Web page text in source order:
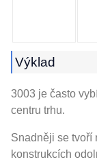
Výklad
3003 je často
centru trhu.
Snadněji se tvoří
konstrukcích